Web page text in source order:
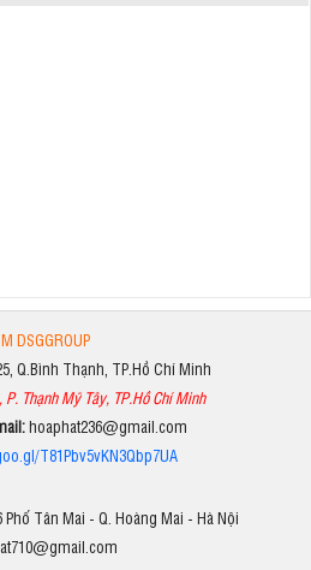
DSGGROUP
Q.Bình Thạnh, TP.Hồ Chí Minh
Thạnh Mỹ Tây, TP.Hồ Chí Minh
hoaphat236@gmail.com
T81Pbv5vKN3Qbp7UA
Tân Mai - Q. Hoàng Mai - Hà Nội